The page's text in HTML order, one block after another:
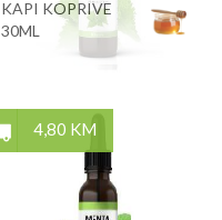
KAPI KOPRIVE
30ML
4,80 KM